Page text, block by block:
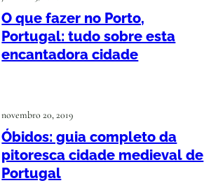
O que fazer no Porto,
Portugal: tudo sobre esta
encantadora cidade
novembro 20, 2019
Óbidos: guia completo da
pitoresca cidade medieval de
Portugal